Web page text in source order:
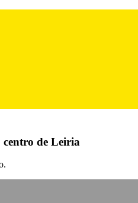
centro de Leiria